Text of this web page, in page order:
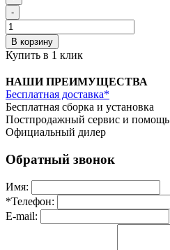
-
В корзину
Купить в 1 клик
НАШИ ПРЕИМУЩЕСТВА
Бесплатная доставка*
Бесплатная сборка и установка
Постпродажный сервис и помощь
Официальный дилер
Обратный звонок
Имя:
*Телефон:
E-mail: